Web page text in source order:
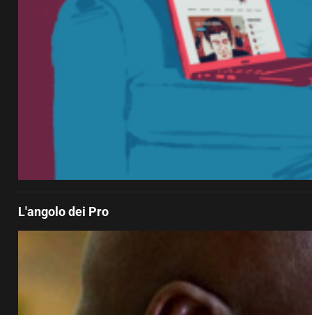
L'angolo dei Pro